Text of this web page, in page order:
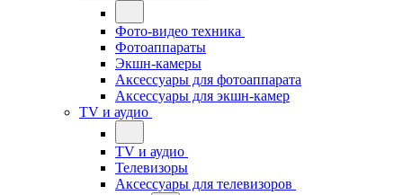
Фото-видео техника
Фотоаппараты
Экшн-камеры
Аксессуары для фотоаппарата
Аксессуары для экшн-камер
TV и аудио
TV и аудио
Телевизоры
Аксессуары для телевизоров